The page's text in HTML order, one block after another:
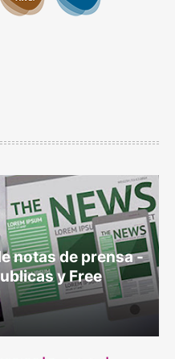
notas de prensa -
y Free